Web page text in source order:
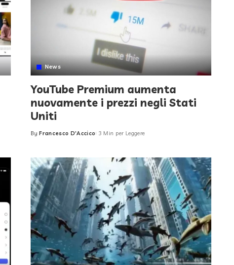
News
YouTube Premium aumenta
nuovamente i prezzi negli Stati
Uniti
Posted
By Francesco D'Accico 3 Min per Leggere